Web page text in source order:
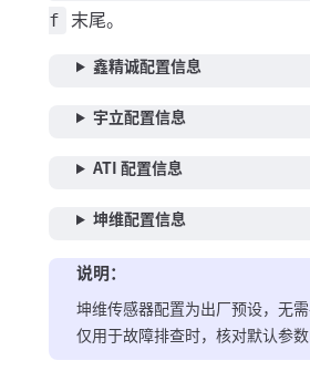
f 末尾。
鑫精诚配置信息
宇立配置信息
ATI 配置信息
坤维配置信息
说明：
坤维传感器配置为出厂预设，无
仅用于故障排查时，核对默认参数